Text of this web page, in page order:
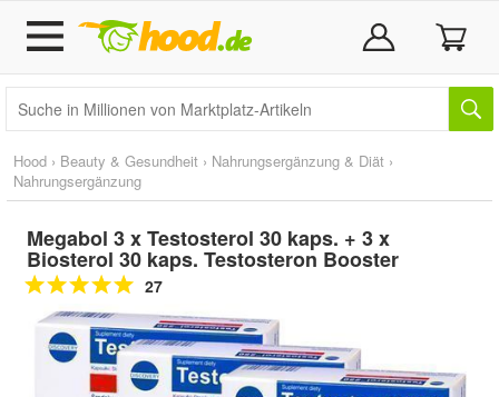
Hood › Beauty & Gesundheit › Nahrungsergänzung & Diät ›
Nahrungsergänzung
Megabol 3 x Testosterol 30 kaps. + 3 x
Biosterol 30 kaps. Testosteron Booster
27